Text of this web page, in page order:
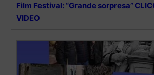
Film Festival: “Grande sorpresa”
VIDEO